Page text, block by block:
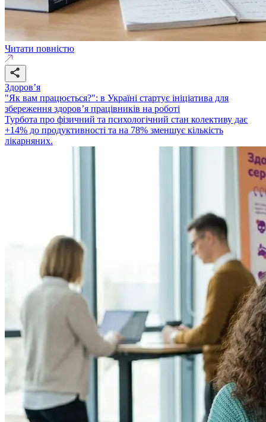
Читати повністю
Здоровʼя
"Як вам працюється?": в Україні стартує ініціатива для
збереження здоров’я працівників на роботі
Турбота про фізичний та психологічний стан колективу дає
+14% до продуктивності та на 78% зменшує кількість
лікарняних.